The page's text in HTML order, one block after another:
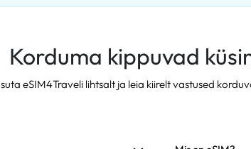
Korduma kippuvad
eSIM4Traveli lihtsalt ja leia kiirelt vastused